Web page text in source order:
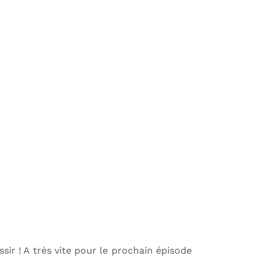
! A très vite pour le prochain épisode